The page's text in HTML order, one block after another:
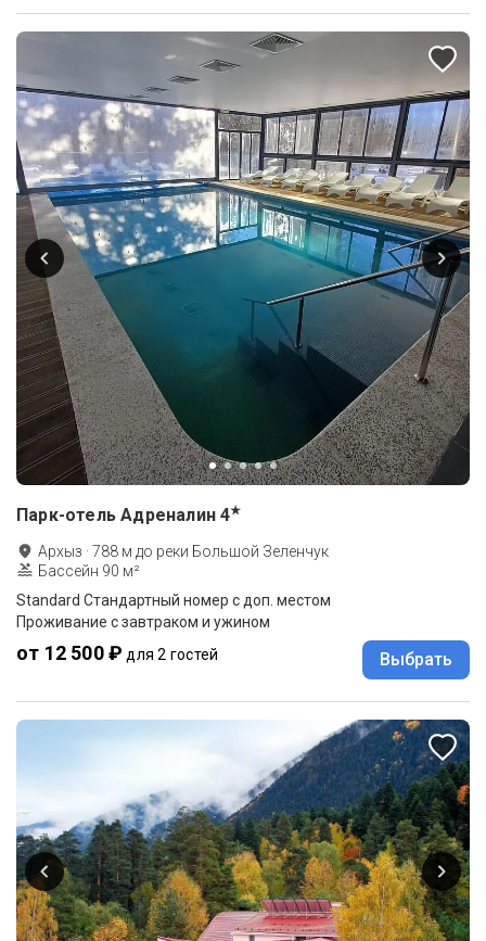
Парк-отель Адреналин 4★
Архыз ·788 м до реки Большой Зеленчук
Бассейн 90 м²
Standard Стандартный номер с доп. местом
Проживание с завтраком и ужином
от 12 500 ₽ для 2 гостей Выбрать